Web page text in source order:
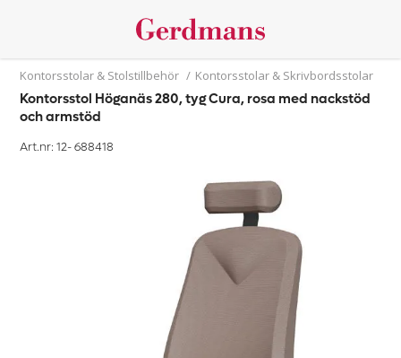
Kontorsstolar & Stolstillbehör / Kontorsstolar & Skrivbordsstolar
Kontorsstol Höganäs 280, tyg Cura, rosa med nackstöd
och armstöd
Art.nr: 12-688418